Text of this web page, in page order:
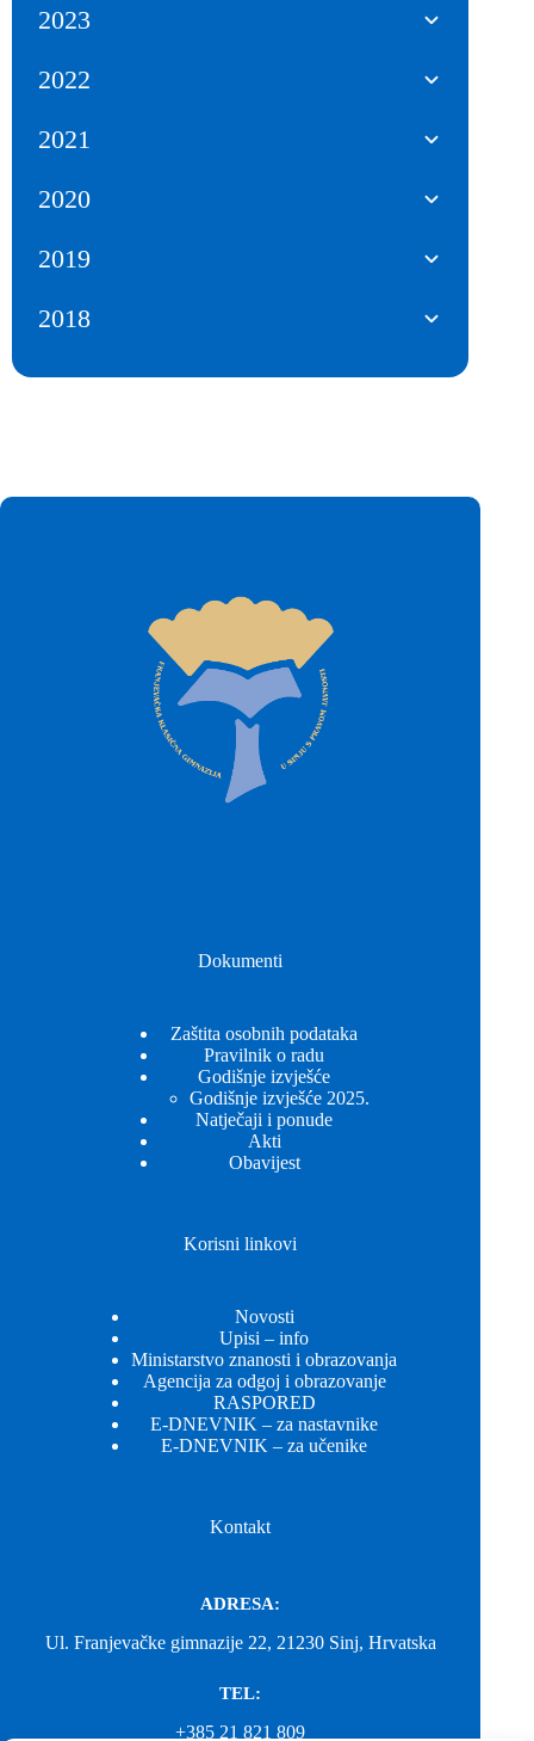
2023
2022
2021
2020
2019
2018
Dokumenti
Zaštita osobnih podataka
Pravilnik o radu
Godišnje izvješće
Godišnje izvješće 2025.
Natječaji i ponude
Akti
Obavijest
Korisni linkovi
Novosti
Upisi – info
Ministarstvo znanosti i obrazovanja
Agencija za odgoj i obrazovanje
RASPORED
E-DNEVNIK – za nastavnike
E-DNEVNIK – za učenike
Kontakt
ADRESA:
Ul. Franjevačke gimnazije 22, 21230 Sinj, Hrvatska
TEL:
+385 21 821 809